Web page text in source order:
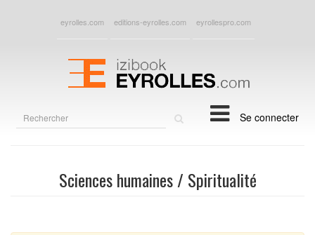
eyrolles.com editions-eyrolles.com eyrollespro.com
Se connecter
Sciences humaines / Spiritualité